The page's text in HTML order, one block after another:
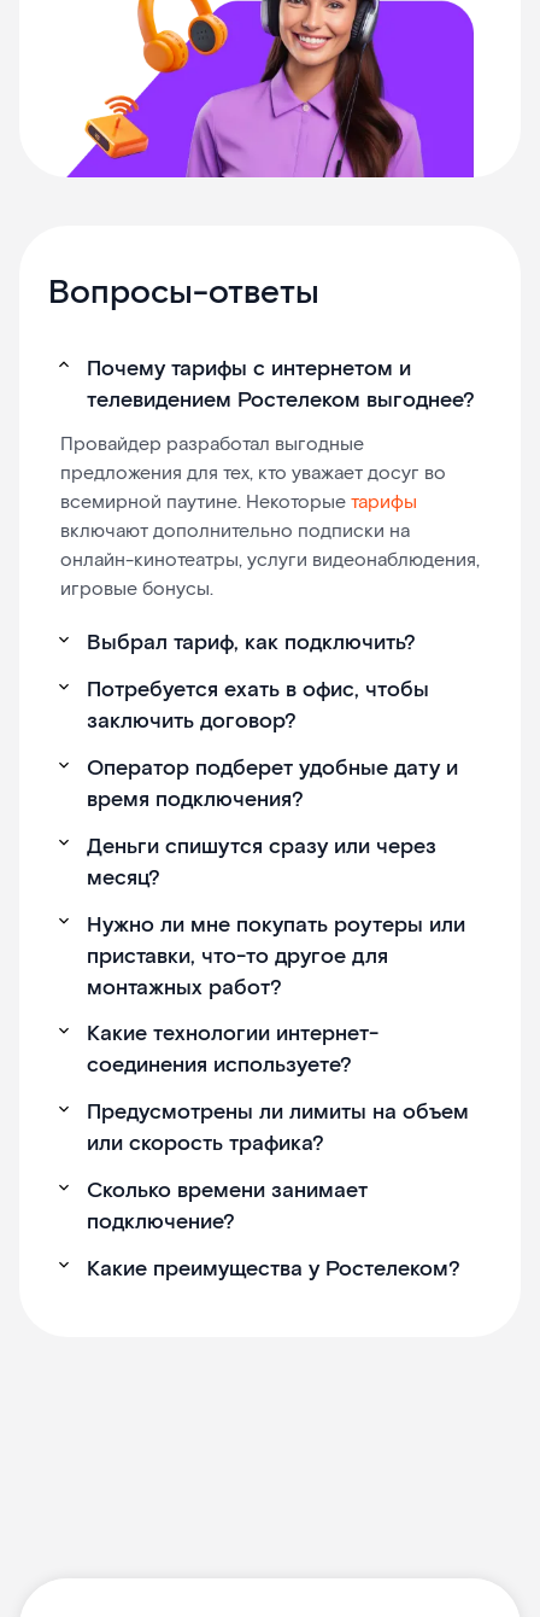
Вопросы-ответы
Почему тарифы с интернетом и
телевидением Ростелеком выгоднее?
Провайдер разработал выгодные
предложения для тех, кто уважает досуг во
всемирной паутине. Некоторыетарифы
включают дополнительно подписки на
онлайн-кинотеатры, услуги видеонаблюдения,
игровые бонусы.
Выбрал тариф, как подключить?
Потребуется ехать в офис, чтобы
заключить договор?
Оператор подберет удобные дату и
время подключения?
Деньги спишутся сразу или через
месяц?
Нужно ли мне покупать роутеры или
приставки, что-то другое для
монтажных работ?
Какие технологии интернет-
соединения используете?
Предусмотрены ли лимиты на объем
или скорость трафика?
Сколько времени занимает
подключение?
Какие преимущества у Ростелеком?